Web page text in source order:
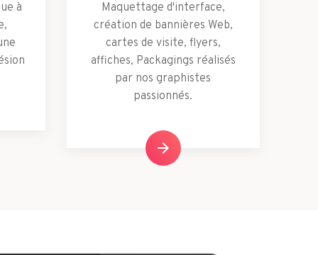
à
Maquettage d'interface,
création de bannières Web,
cartes de visite, flyers,
affiches, Packagings réalisés
par nos graphistes
passionnés.
arrow_forward